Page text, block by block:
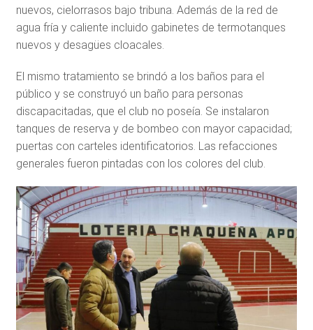
nuevos, cielorrasos bajo tribuna. Además de la red de
agua fría y caliente incluido gabinetes de termotanques
nuevos y desagües cloacales.
El mismo tratamiento se brindó a los baños para el
público y se construyó un baño para personas
discapacitadas, que el club no poseía. Se instalaron
tanques de reserva y de bombeo con mayor capacidad;
puertas con carteles identificatorios. Las refacciones
generales fueron pintadas con los colores del club.